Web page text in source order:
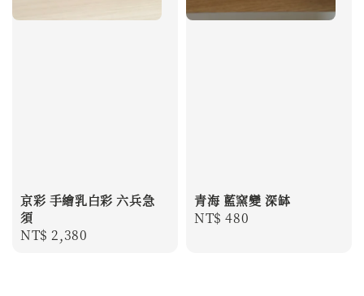
京彩 手繪乳白彩 六兵急
須
Regular
NT$ 2,380
青海 藍窯變 深缽
Regular
NT$ 480